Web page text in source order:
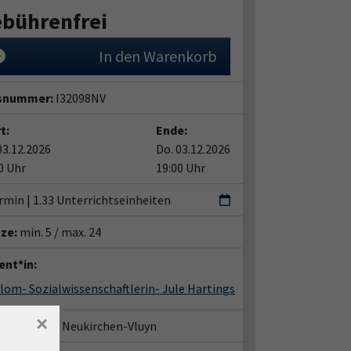
In den Warenkorb
I32098NV
Uhr
Ende:
Do. 03.12.2026
19:00 Uhr
| 1.33 Unterrichtseinheiten
min. 5 / max. 24
Sozialwissenschaftlerin- Jule Hartings
Neukirchen-Vluyn
×